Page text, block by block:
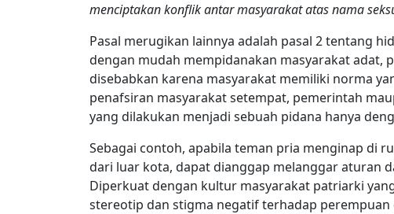
menciptakan konflik antar masyarakat atas nama
Pasal merugikan lainnya adalah pasal 2 tentang
dengan mudah mempidanakan masyarakat adat,
disebabkan karena masyarakat memiliki norma
penafsiran masyarakat setempat, pemerintah
yang dilakukan menjadi sebuah pidana hanya
Sebagai contoh, apabila teman pria menginap di
dari luar kota, dapat dianggap melanggar aturan
Diperkuat dengan kultur masyarakat patriarki
stereotip dan stigma negatif terhadap